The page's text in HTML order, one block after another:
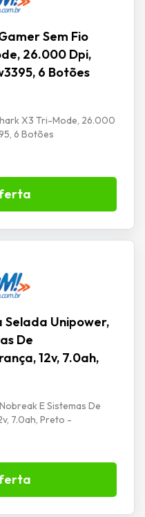
Sem Fio
26.000 Dpi,
6 Botões
X3 Tri-Mode, 26.000
6 Botões
Unipower,
De
12v, 7.0ah,
E Sistemas De
7.0ah, Preto -